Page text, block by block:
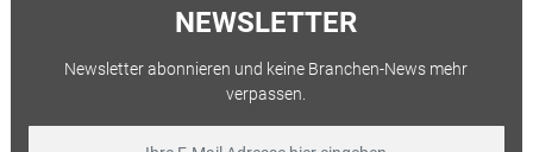
NEWSLETTER
Newsletter abonnieren und keine Branchen-News mehr
verpassen.